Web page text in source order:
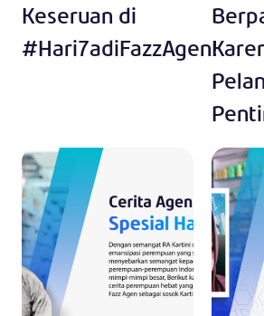
Keseruan di
#Hari7adiFazzAgen!